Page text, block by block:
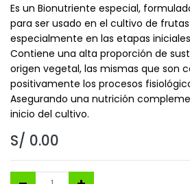
Es un Bionutriente especial,
para ser usado en el cultivo de
especialmente en las etapas
Contiene una alta proporción de
origen vegetal, las mismas que son
positivamente los procesos
Asegurando una nutrición
inicio del cultivo.
S/ 0.00